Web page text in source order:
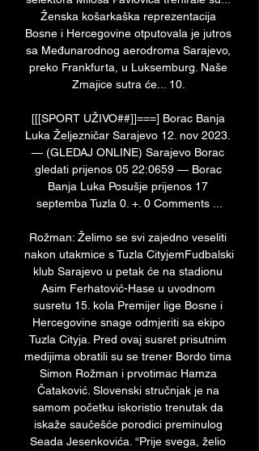
Ženska košarkaška reprezentacija
Bosne i Hercegovine otputovala je jutros
sa Međunarodnog aerodroma Sarajevo,
preko Frankfurta, u Luksemburg. Naše
Zmajice sutra će... 10.
[[[SPORT UŽIVO##]]===] Borac Banja
Luka Željezničar Sarajevo 12. nov 2023.
— (GLEDAJ ONLINE) Sarajevo Borac
gledati prijenos 05 22:0659 — Borac
Banja Luka Posušje prijenos 17
septemba Tuzla 0. +. 0 Comments ...
Rožman: Želimo se svi zajedno veseliti
nakon utakmice s Tuzla CityjemFudbalski
klub Sarajevo u petak će na stadionu
Asim Ferhatović-Hase u uvodnom
susretu 15. kola Premijer lige Bosne i
Hercegovine snage odmjeriti sa ekipo
Tuzla Cityja. Pred ovaj susret prisutnim
medijima obratili su se trener Bordo tima
Simon Rožman i prvotimac Hamza
Čataković. Slovenski stručnjak je na
samom početku iskoristio trenutak da
iskaže saučešće porodici preminulog
Seada Jesenkovića. “Prije svega, želio